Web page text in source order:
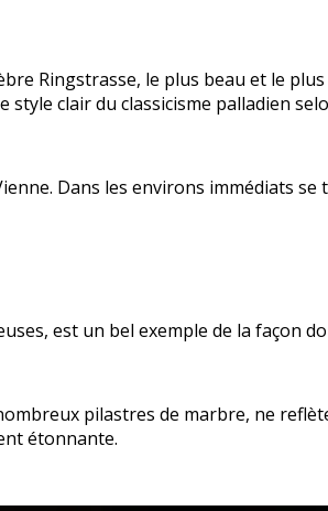
Ringstrasse, le plus beau et le
clair du classicisme palladien
Dans les environs immédiats
est un bel exemple de la façon
pilastres de marbre, ne
étonnante.